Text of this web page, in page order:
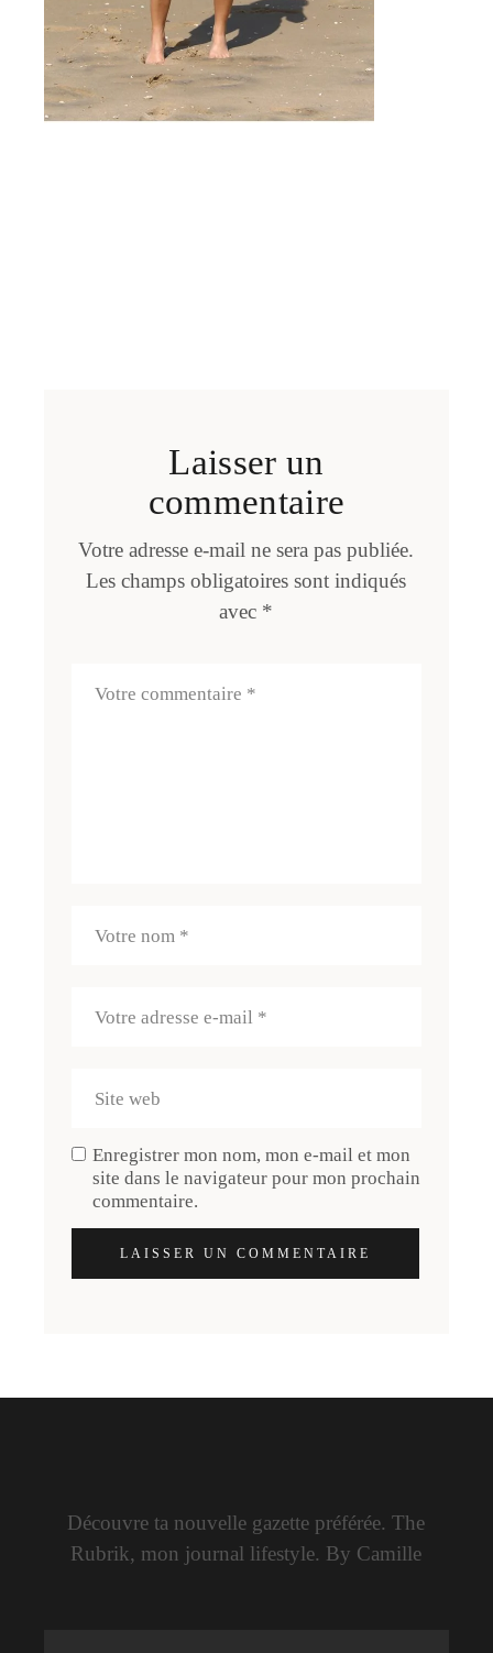
Laisser un
commentaire
Votre adresse e-mail ne sera pas publiée.
Les champs obligatoires sont indiqués
avec *
Enregistrer mon nom, mon e-mail et mon
site dans le navigateur pour mon prochain
commentaire.
LAISSER UN COMMENTAIRE
Découvre ta nouvelle gazette préférée. The
Rubrik, mon journal lifestyle. By Camille